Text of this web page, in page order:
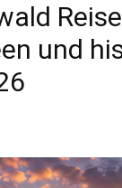
und